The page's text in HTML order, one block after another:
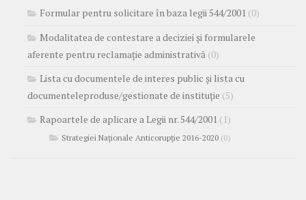
Formular pentru solicitare în baza legii 544/2001 (0)
Modalitatea de contestare a deciziei și formularele
aferente pentru reclamație administrativă (0)
Lista cu documentele de interes public și lista cu
documenteleproduse/gestionate de instituție (5)
Rapoartele de aplicare a Legii nr. 544/2001 (1)
Strategiei Naționale Anticorupție 2016-2020 (0)